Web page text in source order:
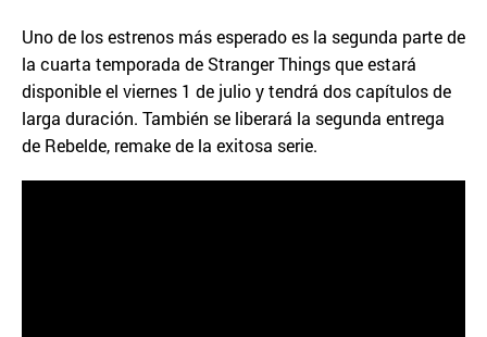
Uno de los estrenos más esperado es la segunda parte de
la cuarta temporada de Stranger Things que estará
disponible el viernes 1 de julio y tendrá dos capítulos de
larga duración. También se liberará la segunda entrega
de Rebelde, remake de la exitosa serie.